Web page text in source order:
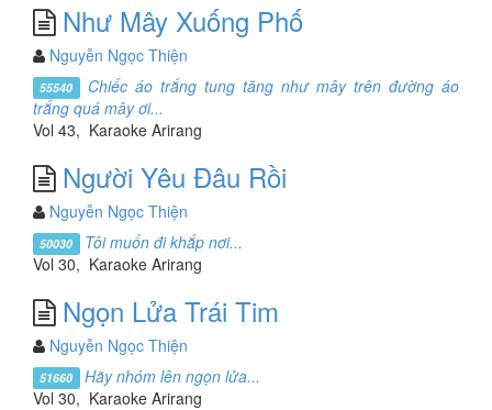
Như Mây Xuống Phố
Nguyễn Ngọc Thiện
55540 Chiếc áo trắng tung tăng như mây trên đường áo
trắng quá mây ơi...
Vol 43, Karaoke Arirang
Người Yêu Đâu Rồi
Nguyễn Ngọc Thiện
50030 Tôi muốn đi khắp nơi...
Vol 30, Karaoke Arirang
Ngọn Lửa Trái Tim
Nguyễn Ngọc Thiện
51660 Hãy nhóm lên ngọn lửa...
Vol 30, Karaoke Arirang